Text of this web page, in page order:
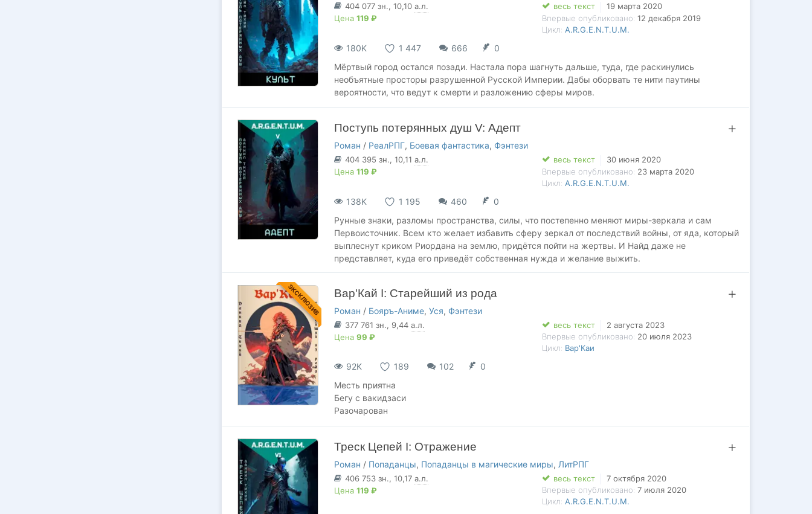
404 077 зн., 10,10 а.л.
Цена 119 ₽
весь текст
19 марта 2020
Впервые опубликовано: 12 декабря 2019
Цикл: A.R.G.E.N.T.U.M.
180K 1 447 666
0
Мёртвый город остался позади. Настала пора шагнуть дальше, туда, где раскинулись
необъятные просторы разрушенной Русской Империи. Дабы оборвать те нити паутины
вероятности, что ведут к смерти и разложению сферы миров.
Поступь потерянных душ V: Адепт
Роман / РеалРПГ, Боевая фантастика, Фэнтези
404 395 зн., 10,11 а.л.
Цена 119 ₽
весь текст
30 июня 2020
Впервые опубликовано: 23 марта 2020
Цикл: A.R.G.E.N.T.U.M.
138K 1 195 460
0
Рунные знаки, разломы пространства, силы, что постепенно меняют миры-зеркала и сам
Первоисточник. Всем кто желает избавить сферу зеркал от последствий войны, от яда, который
выплеснут криком Риордана на землю, придётся пойти на жертвы. И Найд даже не
представляет, куда его приведёт собственная нужда и желание выжить.
ЭКСКЛЮЗИВ Вар'Кай I: Cтарейший из рода
Роман / Бояръ-Аниме, Уся, Фэнтези
377 761 зн., 9,44 а.л.
Цена 99 ₽
весь текст
2 августа 2023
Впервые опубликовано: 20 июля 2023
Цикл: Вар'Каи
92K 189 102
0
Месть приятна
Бегу с вакидзаси
Разочарован
Треск Цепей I: Отражение
Роман / Попаданцы, Попаданцы в магические миры, ЛитРПГ
406 753 зн., 10,17 а.л.
Цена 119 ₽
весь текст
7 октября 2020
Впервые опубликовано: 7 июля 2020
Цикл: A.R.G.E.N.T.U.M.